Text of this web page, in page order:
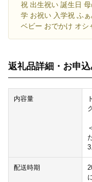
祝 出生祝い 誕生日
学 お祝い 入学祝 ふ
ベビー おでかけ オシ
返礼品詳細・お申
内容量
配送時期